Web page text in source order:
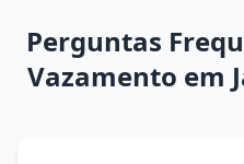
Perguntas
Vazamento em